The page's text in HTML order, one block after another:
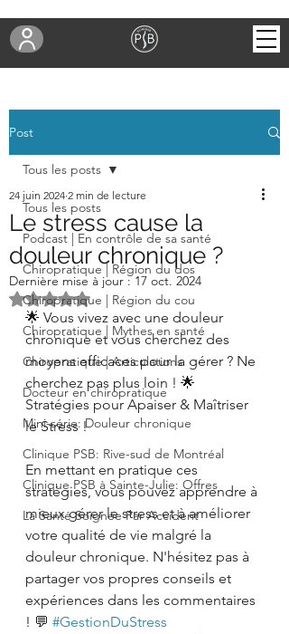
Post
Tous les posts
Podcast | En contrôle de sa santé
Chiropratique | Région du dos
Chiropratique | Région du cou
Chiropratique | Mythes en santé
Chiropratique | Articulations
Docteur en chiropratique
Mini-série: Douleur chronique
Clinique PSB: Rive-sud de Montréal
Clinique PSB à Sainte-Julie: Offres
La Santé Soignée Par Accident
Tous les posts
Le stress cause la
douleur chronique ?
24 juin 2024 2 min de lecture
Dernière mise à jour :17 oct. 2024
Noté NaN étoiles sur 5.
🌟 Vous vivez avec une douleur
chronique et vous cherchez des
moyens efficaces pour la gérer ? Ne
cherchez pas plus loin ! 🌟
Stratégies pour Apaiser & Maîtriser
le Stress !
En mettant en pratique ces
stratégies, vous pouvez apprendre à
mieux gérer le stress et à améliorer
votre qualité de vie malgré la
douleur chronique. N'hésitez pas à
partager vos propres conseils et
expériences dans les commentaires
! 💬 #GestionDuStress